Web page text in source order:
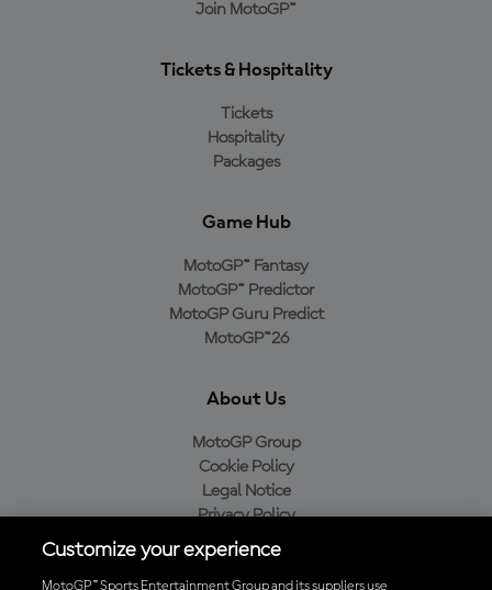
Join MotoGP™
Tickets & Hospitality
Tickets
Hospitality
Packages
Game Hub
MotoGP™ Fantasy
MotoGP™ Predictor
MotoGP Guru Predict
MotoGP™26
About Us
MotoGP Group
Cookie Policy
Legal Notice
Privacy Policy
Purchase Policy
Customize your experience
MotoGP™ Sports Entertainment Group and its suppliers use